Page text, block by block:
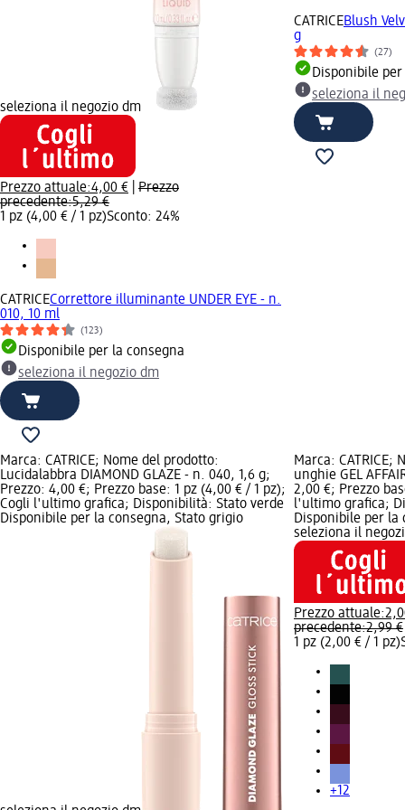
seleziona il negozio dm
Prezzo attuale:4,00 €
Prezzo
precedente:5,29 €
1 pz (4,00 € / 1 pz)Sconto: 24%
CATRICECorrettore illuminante UNDER EYE - n.
010, 10 ml
(123)
Disponibile per la consegna
seleziona il negozio dm
CATRICEBlush
g
(27)
Disponibile
seleziona il
Marca: CATRICE; Nome del prodotto:
Lucidalabbra DIAMOND GLAZE - n. 040, 1,6 g;
Prezzo: 4,00 €; Prezzo base: 1 pz (4,00 € / 1 pz);
Cogli l'ultimo grafica; Disponibilità: Stato verde
Disponibile per la consegna, Stato grigio
Marca: CATRICE;
unghie GEL
2,00 €; Prezzo
l'ultimo grafica;
Disponibile per la
seleziona il
Prezzo attuale:
precedente:2,99 €
1 pz (2,00 € / 1 pz)
+12